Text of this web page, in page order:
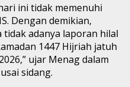
ini tidak memenuhi
Dengan demikian,
adanya laporan hilal
1447 Hijriah jatuh
ujar Menag dalam
sidang.